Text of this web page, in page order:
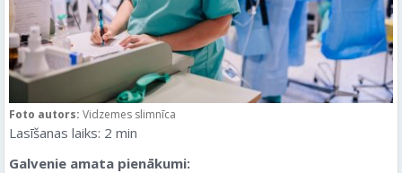
Foto autors: Vidzemes slimnīca
Lasīšanas laiks: 2 min
Galvenie amata pienākumi: